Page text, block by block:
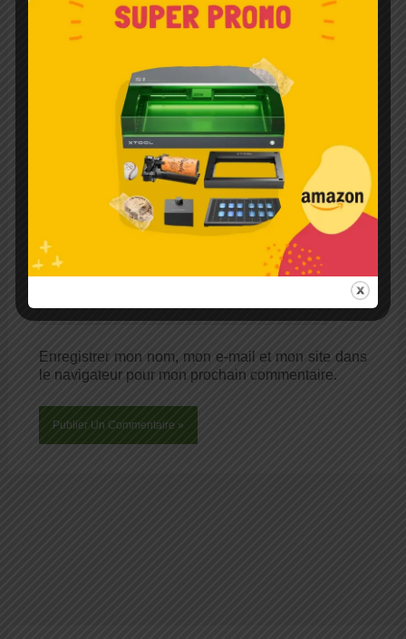
mail*
Enregistrer mon nom, mon e-mail et mon site dans
le navigateur pour mon prochain commentaire.